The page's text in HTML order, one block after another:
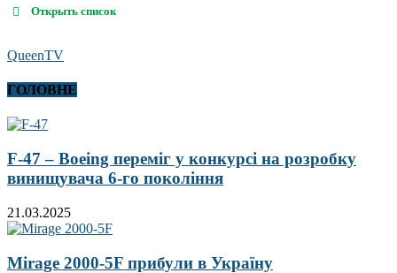
Открыть список
QueenTV
ГОЛОВНЕ
F-47 – Boeing переміг у конкурсі на розробку
винищувача 6-го покоління
21.03.2025
Mirage 2000-5F прибули в Україну